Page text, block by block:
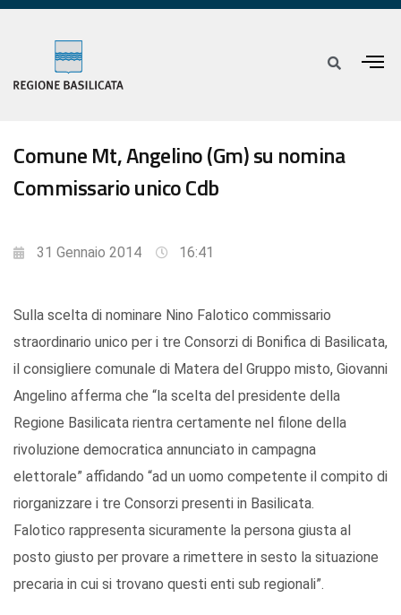
Comune Mt, Angelino (Gm) su nomina
Commissario unico Cdb
31 Gennaio 2014 16:41
Sulla scelta di nominare Nino Falotico commissario
straordinario unico per i tre Consorzi di Bonifica di Basilicata,
il consigliere comunale di Matera del Gruppo misto, Giovanni
Angelino afferma che “la scelta del presidente della
Regione Basilicata rientra certamente nel filone della
rivoluzione democratica annunciato in campagna
elettorale” affidando “ad un uomo competente il compito di
riorganizzare i tre Consorzi presenti in Basilicata.
Falotico rappresenta sicuramente la persona giusta al
posto giusto per provare a rimettere in sesto la situazione
precaria in cui si trovano questi enti sub regionali”.